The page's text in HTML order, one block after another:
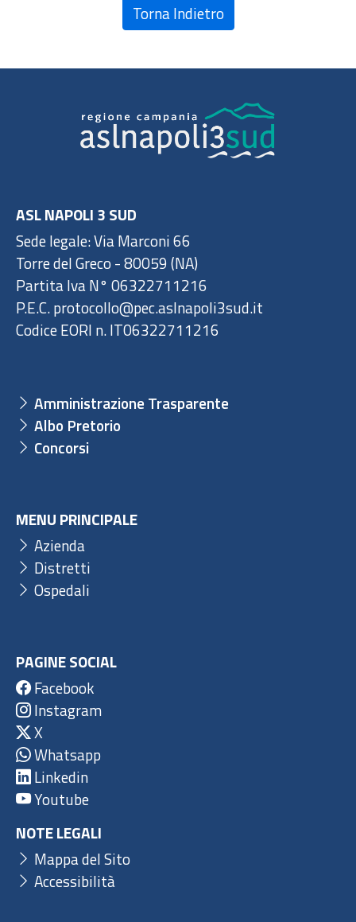
Torna Indietro
ASL NAPOLI 3 SUD
Sede legale: Via Marconi 66
Torre del Greco - 80059 (NA)
Partita Iva N° 06322711216
P.E.C. protocollo@pec.aslnapoli3sud.it
Codice EORI n. IT06322711216
Amministrazione Trasparente
Albo Pretorio
Concorsi
MENU PRINCIPALE
Azienda
Distretti
Ospedali
PAGINE SOCIAL
Facebook
Instagram
X
Whatsapp
Linkedin
Youtube
NOTE LEGALI
Mappa del Sito
Accessibilità